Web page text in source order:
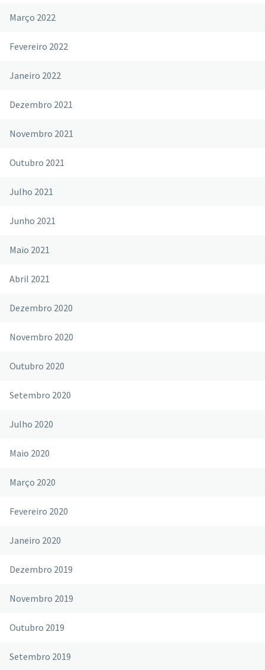
Março 2022
Fevereiro 2022
Janeiro 2022
Dezembro 2021
Novembro 2021
Outubro 2021
Julho 2021
Junho 2021
Maio 2021
Abril 2021
Dezembro 2020
Novembro 2020
Outubro 2020
Setembro 2020
Julho 2020
Maio 2020
Março 2020
Fevereiro 2020
Janeiro 2020
Dezembro 2019
Novembro 2019
Outubro 2019
Setembro 2019